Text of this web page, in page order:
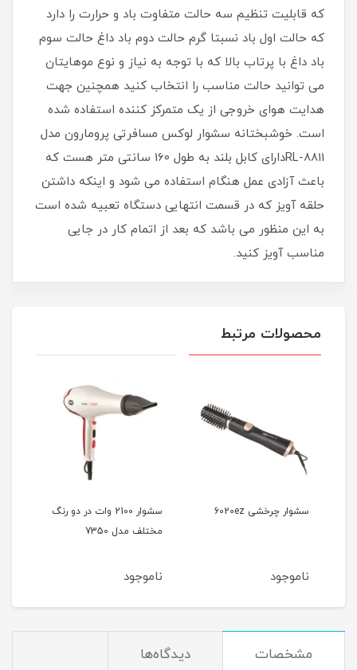
که قابلیت تنظیم سه حالت متفاوت باد و حرارت را دارد
که حالت اول باد نسبتا گرم حالت دوم باد داغ حالت سوم
باد داغ با پرتاب بالا که با توجه به نیاز و نوع موهایتان
می توانید حالت مناسب را انتخاب کنید همچنین جهت
هدایت هوای خروجی از یک متمرکز کننده استفاده شده
است. خوشبختانه سشوار لوکس مسافرتی پرومارون مدل
RL-8811دارای کابل بلند به طول 160 سانتی متر هست که
باعث آزادی عمل هنگام استفاده می شود و اینکه داشتن
حلقه آویز که در قسمت انتهایی دستگاه تعبیه شده است
به این منظور می باشد که بعد از اتمام کار در جایی
مناسب آویز کنید.
محصولات مرتبط
سشوار چرخشی 6020ez
ناموجود
سشوار 2100 وات در دو رنگ
مختلف مدل 7350
ناموجود
مشخصات دیدگاه‌ها